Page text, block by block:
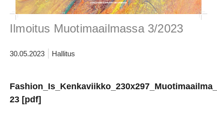
Ilmoitus Muotimaailmassa 3/2023
30.05.2023 Hallitus
23 [pdf]